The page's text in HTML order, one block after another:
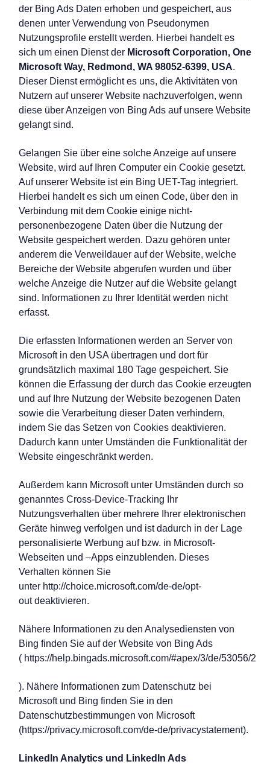
der Bing Ads Daten erhoben und gespeichert, aus
denen unter Verwendung von Pseudonymen
Nutzungsprofile erstellt werden. Hierbei handelt es
sich um einen Dienst der Microsoft Corporation, One
Microsoft Way, Redmond, WA 98052-6399, USA.
Dieser Dienst ermöglicht es uns, die Aktivitäten von
Nutzern auf unserer Website nachzuverfolgen, wenn
diese über Anzeigen von Bing Ads auf unsere Website
gelangt sind.
Gelangen Sie über eine solche Anzeige auf unsere
Website, wird auf Ihren Computer ein Cookie gesetzt.
Auf unserer Website ist ein Bing UET-Tag integriert.
Hierbei handelt es sich um einen Code, über den in
Verbindung mit dem Cookie einige nicht-
personenbezogene Daten über die Nutzung der
Website gespeichert werden. Dazu gehören unter
anderem die Verweildauer auf der Website, welche
Bereiche der Website abgerufen wurden und über
welche Anzeige die Nutzer auf die Website gelangt
sind. Informationen zu Ihrer Identität werden nicht
erfasst.
Die erfassten Informationen werden an Server von
Microsoft in den USA übertragen und dort für
grundsätzlich maximal 180 Tage gespeichert. Sie
können die Erfassung der durch das Cookie erzeugten
und auf Ihre Nutzung der Website bezogenen Daten
sowie die Verarbeitung dieser Daten verhindern,
indem Sie das Setzen von Cookies deaktivieren.
Dadurch kann unter Umständen die Funktionalität der
Website eingeschränkt werden.
Außerdem kann Microsoft unter Umständen durch so
genanntes Cross-Device-Tracking Ihr
Nutzungsverhalten über mehrere Ihrer elektronischen
Geräte hinweg verfolgen und ist dadurch in der Lage
personalisierte Werbung auf bzw. in Microsoft-
Webseiten und –Apps einzublenden. Dieses
Verhalten können Sie
unter http://choice.microsoft.com/de-de/opt-
outdeaktivieren.
Nähere Informationen zu den Analysediensten von
Bing finden Sie auf der Website von Bing Ads
( https://help.bingads.microsoft.com/#apex/3/de/53056/2
). Nähere Informationen zum Datenschutz bei
Microsoft und Bing finden Sie in den
Datenschutzbestimmungen von Microsoft
(https://privacy.microsoft.com/de-de/privacystatement).
LinkedIn Analytics und LinkedIn Ads